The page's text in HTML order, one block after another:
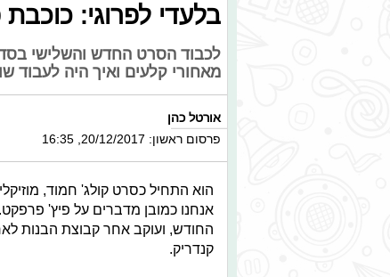
בלעדי לפרוגי:
לכבוד הסרט החדש והשלישי
מאחורי קלעים ואיך היה לעבוד
אורטל כהן
פרסום ראשון: 20/12/2017, 16:35
הוא התחיל כסרט קולג' חמוד,
אנחנו כמובן מדברים על פיץ'
החודש, ועוקב אחר קבוצת הבנות
קנדריק.